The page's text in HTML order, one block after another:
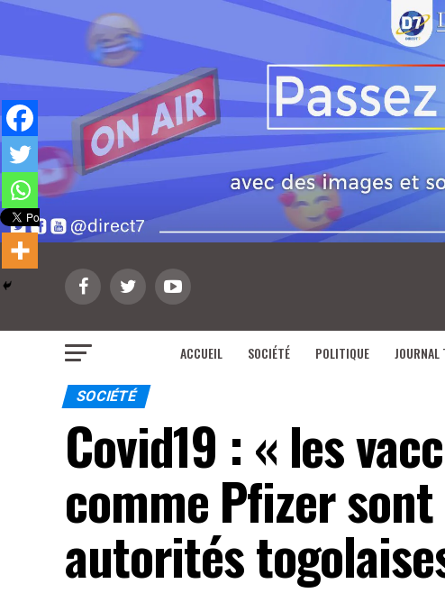
ACCUEIL SOCIÉTÉ POLITIQUE JOURNAL
SOCIÉTÉ
Covid19 : « les
comme Pfizer
autorités